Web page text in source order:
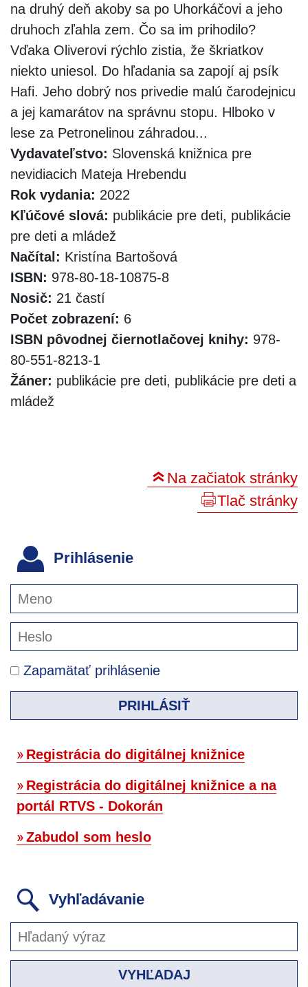
na druhý deň akoby sa po Uhorkáčovi a jeho
druhoch zľahla zem. Čo sa im prihodilo?
Vďaka Oliverovi rýchlo zistia, že škriatkov
niekto uniesol. Do hľadania sa zapojí aj psík
Hafi. Jeho dobrý nos privedie malú čarodejnicu
a jej kamarátov na správnu stopu. Hlboko v
lese za Petronelinou záhradou...
Vydavateľstvo: Slovenská knižnica pre
nevidiacich Mateja Hrebendu
Rok vydania: 2022
Kľúčové slová: publikácie pre deti, publikácie
pre deti a mládež
Načítal: Kristína Bartošová
ISBN: 978-80-18-10875-8
Nosič: 21 častí
Počet zobrazení: 6
ISBN pôvodnej čiernotlačovej knihy: 978-
80-551-8213-1
Žáner: publikácie pre deti, publikácie pre deti a
mládež
Na začiatok stránky
Tlač stránky
Prihlásenie
Zapamätať prihlásenie
PRIHLÁSIŤ
Registrácia do digitálnej knižnice
Registrácia do digitálnej knižnice a na
portál RTVS - Dokorán
Zabudol som heslo
Vyhľadávanie
VYHĽADAJ